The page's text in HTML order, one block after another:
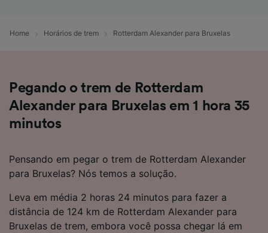
Home Horários de trem Rotterdam Alexander para Bruxelas
Pegando o trem de Rotterdam
Alexander para Bruxelas em 1 hora 35
minutos
Pensando em pegar o trem de Rotterdam Alexander
para Bruxelas? Nós temos a solução.
Leva em média 2 horas 24 minutos para fazer a
distância de 124 km de Rotterdam Alexander para
Bruxelas de trem, embora você possa chegar lá em